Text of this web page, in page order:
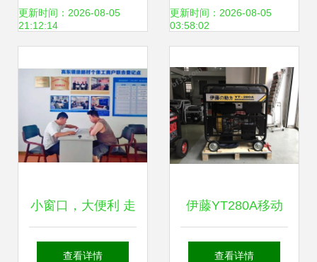
兴化热流道温控箱
更新时间：2026-08-05
21:12:14
仕空调，守护居家
更新时间：2026-08-05
03:58:02
小窗口，大便利 走
进浦东新区社区个
查看详情
伊藤YT280A移动
车载式柴油发电电
查看详情